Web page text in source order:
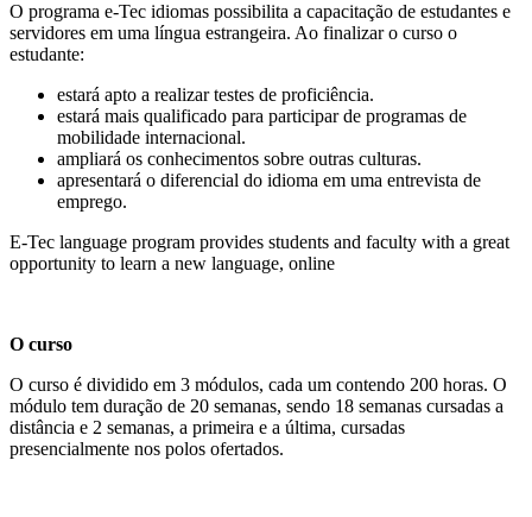
O programa e-Tec idiomas possibilita a capacitação de estudantes e
servidores em uma língua estrangeira. Ao finalizar o curso o
estudante:
estará apto a realizar testes de proficiência.
estará mais qualificado para participar de programas de
mobilidade internacional.
ampliará os conhecimentos sobre outras culturas.
apresentará o diferencial do idioma em uma entrevista de
emprego.
E-Tec language program provides students and faculty with a great
opportunity to learn a new language, online
O curso
O curso é dividido em 3 módulos, cada um contendo 200 horas. O
módulo tem duração de 20 semanas, sendo 18 semanas cursadas a
distância e 2 semanas, a primeira e a última, cursadas
presencialmente nos polos ofertados.